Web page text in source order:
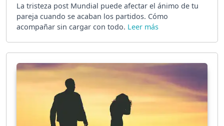
La tristeza post Mundial puede afectar el ánimo de tu
pareja cuando se acaban los partidos. Cómo
acompañar sin cargar con todo.